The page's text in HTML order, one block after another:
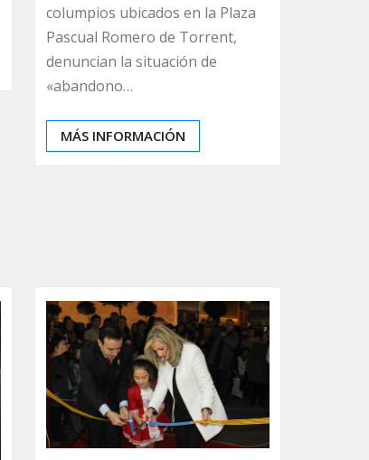
columpios ubicados en la Plaza
Pascual Romero de Torrent,
denuncian la situación de
«abandono…
MÁS INFORMACIÓN